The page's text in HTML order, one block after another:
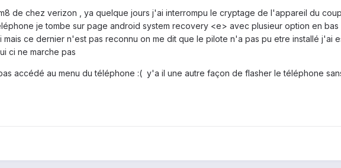
de chez verizon , ya quelque jours j'ai interrompu le cryptage de l'appareil du
je tombe sur page android system recovery <e> avec plusieur option en
ce dernier n'est pas reconnu on me dit que le pilote n'a pas pu etre installé j'ai
ci ne marche pas
accédé au menu du téléphone :( y'a il une autre façon de flasher le téléphone